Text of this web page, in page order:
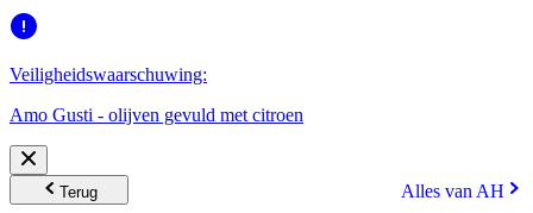
Veiligheidswaarschuwing:
Amo Gusti - olijven gevuld met citroen
Terug Alles van AH